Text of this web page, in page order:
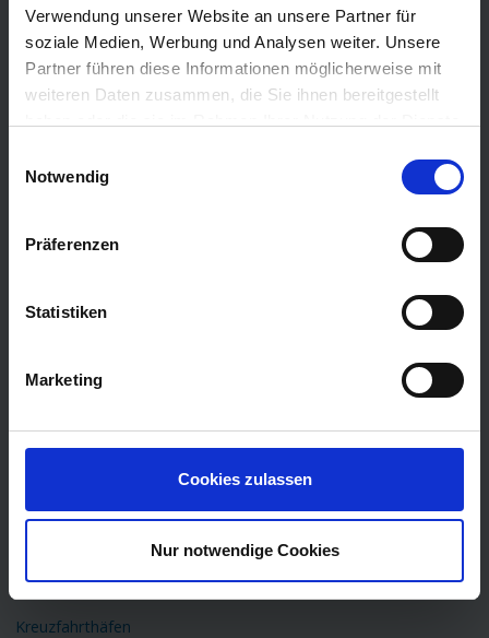
Verwendung unserer Website an unsere Partner für
soziale Medien, Werbung und Analysen weiter. Unsere
Partner führen diese Informationen möglicherweise mit
weiteren Daten zusammen, die Sie ihnen bereitgestellt
Notwendig
Präferenzen
Statistiken
Marketing
Cookies zulassen
Nur notwendige Cookies
TOP Schiffe
AIDAperla
Queen Mary 2
Costa Favolosa
Flusskreuzfahrten
Minikreuzfahrten
Last Minute Kreuzfahrten
Kreuzfahrthäfen